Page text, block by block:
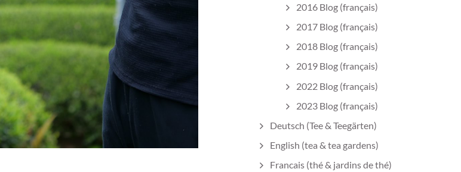
2016 Blog (français)
2017 Blog (français)
2018 Blog (français)
2019 Blog (français)
2022 Blog (français)
2023 Blog (français)
Deutsch (Tee & Teegärten)
English (tea & tea gardens)
Francais (thé & jardins de thé)